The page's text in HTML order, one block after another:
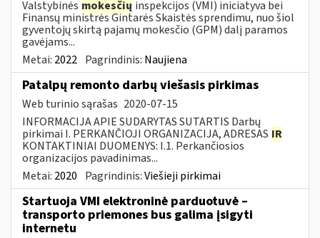
Valstybinės mokesčių inspekcijos (VMI) iniciatyva bei
Finansų ministrės Gintarės Skaistės sprendimu, nuo šiol
gyventojų skirtą pajamų mokesčio (GPM) dalį paramos
gavėjams...
Metai: 2022 Pagrindinis: Naujiena
Patalpų remonto darbų viešasis pirkimas
Web turinio sąrašas 2020-07-15
INFORMACIJA APIE SUDARYTAS SUTARTIS Darbų
pirkimai I. PERKANČIOJI ORGANIZACIJA, ADRESAS IR
KONTAKTINIAI DUOMENYS: I.1. Perkančiosios
organizacijos pavadinimas...
Metai: 2020 Pagrindinis:Viešieji pirkimai
Startuoja VMI elektroninė parduotuvė –
transporto priemones bus galima įsigyti
internetu